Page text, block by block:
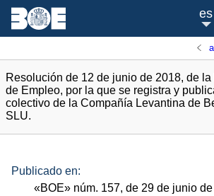
es
Resolución de 12 de junio de 2018, de la
de Empleo, por la que se registra y
colectivo de la Compañía Levantina de
SLU.
Publicado en:
«BOE» núm. 157, de 29 de junio